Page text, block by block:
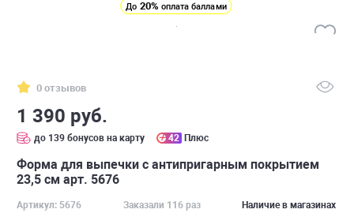
До 20% оплата баллами
0 отзывов
1 390 руб.
до 139 бонусов на карту 42 Плюс
Форма для выпечки с антипригарным покрытием
23,5 см арт. 5676
Артикул: 5676 Заказали 116 раз Наличие в магазинах